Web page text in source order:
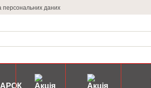
персональних даних